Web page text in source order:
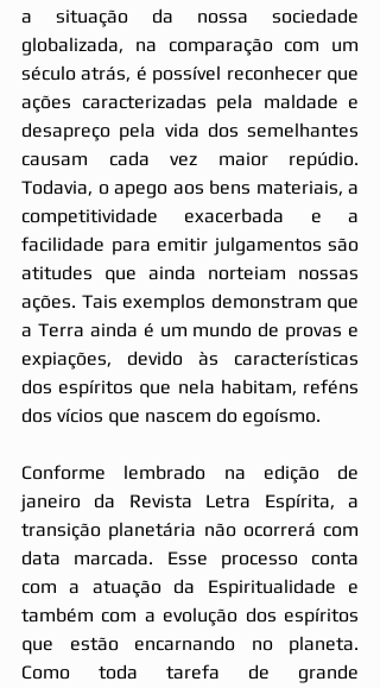
a situação da nossa sociedade
globalizada, na comparação com um
século atrás, é possível reconhecer que
ações caracterizadas pela maldade e
desapreço pela vida dos semelhantes
causam cada vez maior repúdio.
Todavia, o apego aos bens materiais, a
competitividade exacerbada e a
facilidade para emitir julgamentos são
atitudes que ainda norteiam nossas
ações. Tais exemplos demonstram que
a Terra ainda é um mundo de provas e
expiações, devido às características
dos espíritos que nela habitam, reféns
dos vícios que nascem do egoísmo.
Conforme lembrado na edição de
janeiro da Revista Letra Espírita, a
transição planetária não ocorrerá com
data marcada. Esse processo conta
com a atuação da Espiritualidade e
também com a evolução dos espíritos
que estão encarnando no planeta.
Como toda tarefa de grande